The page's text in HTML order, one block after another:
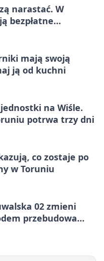
narastać. W
bezpłatne
mają swoją
ją od kuchni
na Wiśle.
potrwa trzy dni
co zostaje po
w Toruniu
02 zmieni
przebudowa